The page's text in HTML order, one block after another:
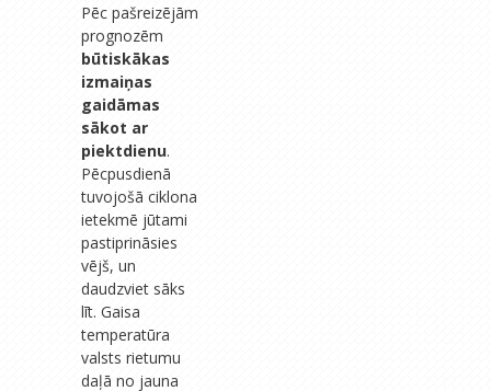
Pēc pašreizējām
prognozēm
būtiskākas
izmaiņas
gaidāmas
sākot ar
piektdienu.
Pēcpusdienā
tuvojošā ciklona
ietekmē jūtami
pastiprināsies
vējš, un
daudzviet sāks
līt. Gaisa
temperatūra
valsts rietumu
daļā no jauna